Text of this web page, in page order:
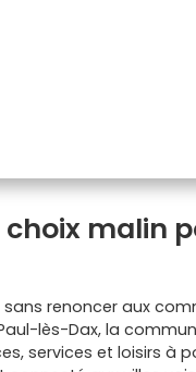
malin
renoncer aux
lès-Dax, la
services et loisirs à